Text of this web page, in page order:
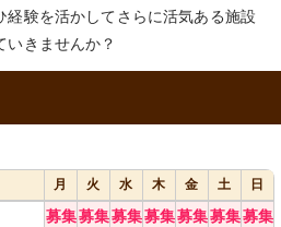
験を活かしてさらに活気ある施設
いきませんか？
月 火 水 木 金 土
日
募集募集募集募集募集募集募集